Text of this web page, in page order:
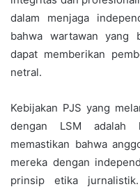
dalam menjaga
bahwa wartawan yang
dapat memberikan
netral.
Kebijakan PJS yang
dengan LSM adalah
memastikan bahwa
mereka dengan
prinsip etika